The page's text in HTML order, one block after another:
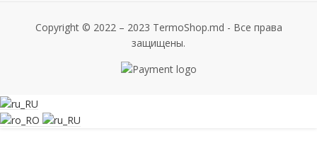
Copyright © 2022 – 2023 TermoShop.md - Все права
защищены.